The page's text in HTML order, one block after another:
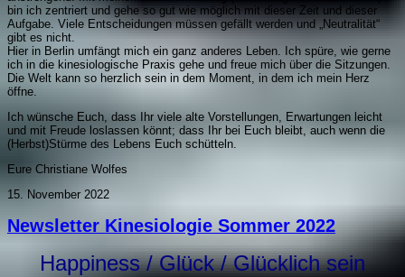
bin ich zentriert und gehe so gut wie möglich mit dieser Zeit und dieser
Aufgabe. Viele Entscheidungen müssen gefällt werden und „Neutralität“
gibt es nicht.
Hier in Berlin umfängt mich ein ganz anderes Leben. Ich spüre, wie gerne
ich in die kinesiologische Praxis gehe und freue mich über die Sitzungen.
Die Welt kann so herzlich sein in dem Moment, in dem ich mein Herz
öffne.
Ich wünsche Euch, dass Ihr viele alte Vorstellungen, Erwartungen leicht
und mit Freude loslassen könnt; dass Ihr bei Euch bleibt, auch wenn die
(Herbst)Stürme des Lebens Euch schütteln.
Eure Christiane Wolfes
15. November 2022
Newsletter Kinesiologie Sommer 2022
Happiness /Glück / Glücklich sein